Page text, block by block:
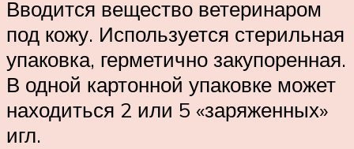
Вводится вещество ветеринаром
под кожу. Используется стерильная
упаковка, герметично закупоренная.
В одной картонной упаковке может
находиться 2 или 5 «заряженных»
игл.